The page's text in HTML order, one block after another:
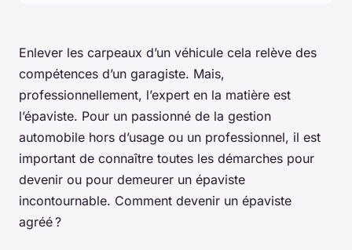
Enlever les carpeaux d’un véhicule cela relève des
compétences d’un garagiste. Mais,
professionnellement, l’expert en la matière est
l’épaviste. Pour un passionné de la gestion
automobile hors d’usage ou un professionnel, il est
important de connaître toutes les démarches pour
devenir ou pour demeurer un épaviste
incontournable. Comment devenir un épaviste
agréé ?